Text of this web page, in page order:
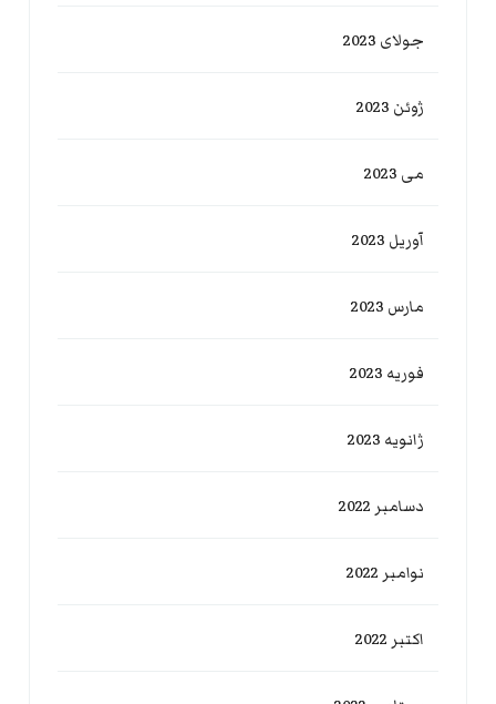
جولای 2023
ژوئن 2023
می 2023
آوریل 2023
مارس 2023
فوریه 2023
ژانویه 2023
دسامبر 2022
نوامبر 2022
اکتبر 2022